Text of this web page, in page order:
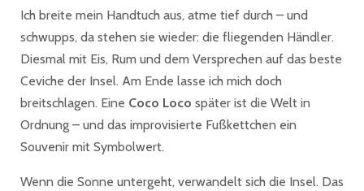
Ich breite mein Handtuch aus, atme tief durch – und
schwupps, da stehen sie wieder: die fliegenden Händler.
Diesmal mit Eis, Rum und dem Versprechen auf das beste
Ceviche der Insel. Am Ende lasse ich mich doch
breitschlagen. Eine Coco Loco später ist die Welt in
Ordnung – und das improvisierte Fußkettchen ein
Souvenir mit Symbolwert.
Wenn die Sonne untergeht, verwandelt sich die Insel. Das